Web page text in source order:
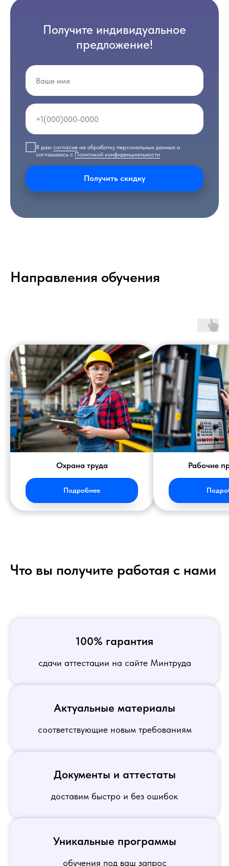
Получите индивидуальное
предложение!
Я даю согласие на обработку персональных данных и
соглашаюсь с Политикой конфиденциальности
Получить скидку
Направления обучения
Охрана труда
Подробнее
Рабочие
Что вы получите работая с нами
100% гарантия
сдачи аттестации на сайте Минтруда
Актуальные материалы
соответствующие новым требованиям
Документы и аттестаты
доставим быстро и без ошибок
Уникальные программы
обучения под ваш запрос